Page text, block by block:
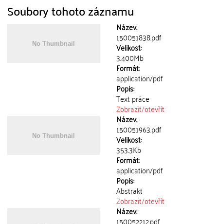
Soubory tohoto záznamu
Název:
150051838.pdf
Velikost:
3.400Mb
Formát:
application/pdf
Popis:
Text práce
Zobrazit/otevřít
Název:
150051963.pdf
Velikost:
353.3Kb
Formát:
application/pdf
Popis:
Abstrakt
Zobrazit/otevřít
Název:
150052212.pdf